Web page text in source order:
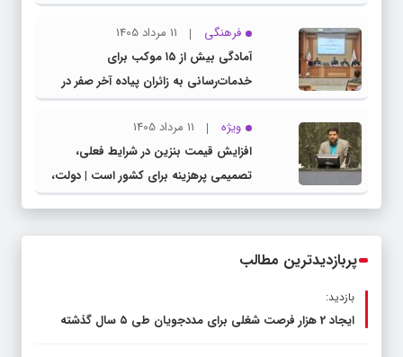
مشترک عضو کمیسیون آموزش مجلس با
مدیرکل آموزش و پرورش خراسان رضوی
فرهنگی
11 مرداد 1405
آمادگی بیش از ۱۵ موکب برای
خدمات‌رسانی به زائران پیاده آخر صفر در
شهرستان چناران
ویژه
11 مرداد 1405
افزایش قیمت بنزین در شرایط فعلی،
تصمیمی پرهزینه برای کشور است | دولت،
قاچاق سوخت و عوامل اصلی ناترازی را
پربازدیدترین مطالب
بازدید:
ایجاد 2 هزار فرصت شغلی برای مددجویان طی ۵ سال گذشته